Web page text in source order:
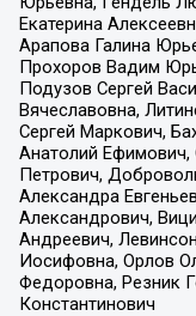
Екатерина
Арапова Галина
Прохоров Вадим
Подузов Сергей
Вячеславовна,
Сергей Маркович,
Анатолий Ефимович,
Петрович,
Александра
Александрович,
Андреевич,
Иосифовна, Орлов
Федоровна, Резник
Константинович